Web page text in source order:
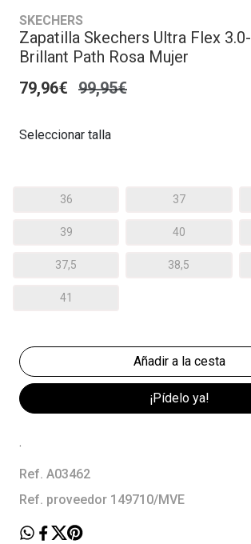
SKECHERS
Zapatilla Skechers Ultra Flex 3.0-
Brillant Path Rosa Mujer
79,96€ 99,95€
Seleccionar talla
36 37
39 40
37,5 38,5
41
¡Pídelo ya!
.
Ref. A03462
Ref. proveedor 149710/MVE